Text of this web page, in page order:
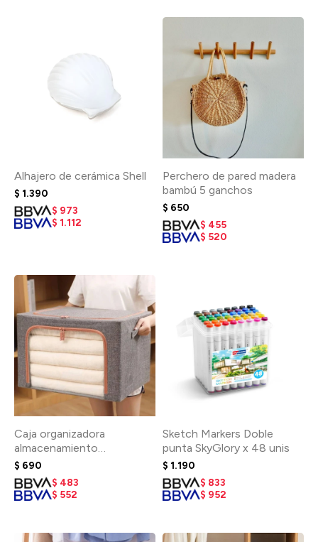
Alhajero de cerámica Shell
$ 1.390
$ 973
$ 1.112
Perchero de pared madera
bambú 5 ganchos
$ 650
$ 455
$ 520
Caja organizadora
almacenamiento
transparente con cierre
$ 690
$ 483
$ 552
Sketch Markers Doble
punta SkyGlory x 48 unis
$ 1.190
$ 833
$ 952